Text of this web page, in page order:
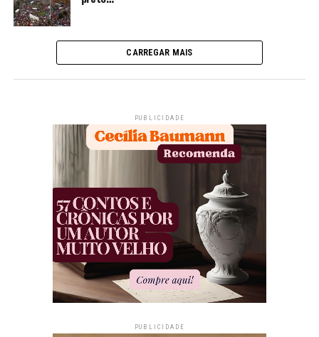
CARREGAR MAIS
PUBLICIDADE
PUBLICIDADE